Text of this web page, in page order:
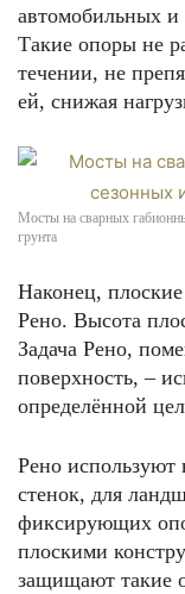
автомобильных и
Такие опоры не
течении, не
ей, снижая
Мосты на сварных
грунта
Наконец,
Рено. Высота
Задача Рено,
поверхность, –
определённой
Рено используют
стенок, для
фиксирующих
плоскими
защищают такие